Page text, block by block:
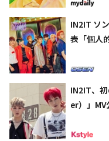
IN2IT ソ
表「個人
IN2IT、
er）」